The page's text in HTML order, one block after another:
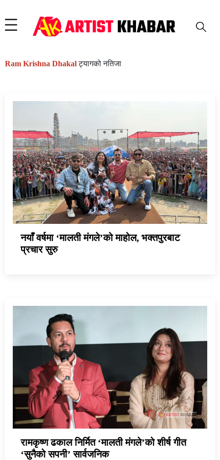
Ram Krishna Dhakalट्यागको नतिजा
नयाँ वर्षमा ‘मालती मंगले’को माहोल, भक्तपुरबाट
प्रचार सुरु
रामकृष्ण ढकाल निर्मित ‘मालती मंगले’को शीर्ष गीत
‘सुनैको सपनी’ सार्वजनिक